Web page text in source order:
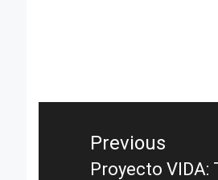
Previous
Proyecto